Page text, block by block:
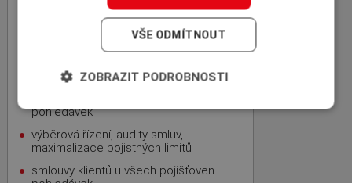
úspora času a kapacity vašich
Managementem globálních firem
pohledávek
výběrová řízení, audity smluv,
maximalizace pojistných limitů
smlouvy klientů u všech pojišťoven
VŠE ODMÍTNOUT
ZOBRAZIT PODROBNOSTI